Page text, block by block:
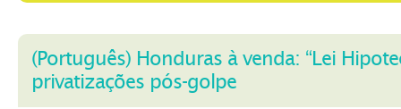
(Português) Honduras à venda: “Lei
privatizações pós-golpe